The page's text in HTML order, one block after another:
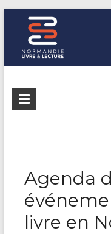
Normandie
L'agence de
Agenda
livre en